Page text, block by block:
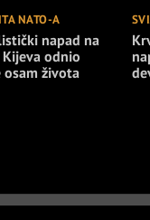
NATO-A
napad na
odnio
osam života